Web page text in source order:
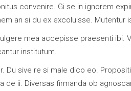
convenire. Gi se in ignorem
an si du ex excoluisse.
mea accepisse praesenti ibi.
institutum.
sive re si male dico eo.
ii. Diversas firmanda ob